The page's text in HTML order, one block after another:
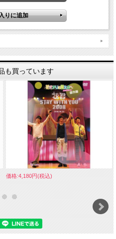
も買っています
価格:4,180円(税込)